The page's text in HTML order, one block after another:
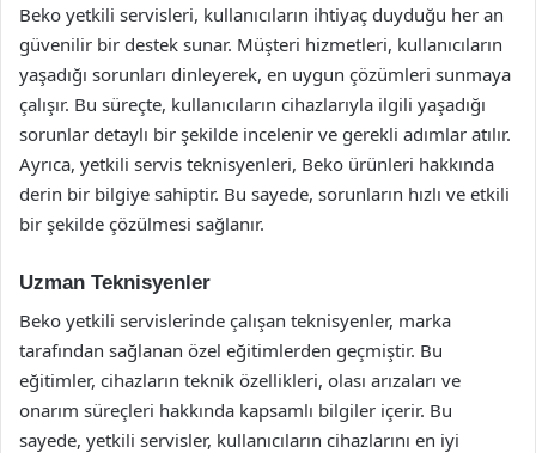
Beko yetkili servisleri, kullanıcıların ihtiyaç duyduğu her an
güvenilir bir destek sunar. Müşteri hizmetleri, kullanıcıların
yaşadığı sorunları dinleyerek, en uygun çözümleri sunmaya
çalışır. Bu süreçte, kullanıcıların cihazlarıyla ilgili yaşadığı
sorunlar detaylı bir şekilde incelenir ve gerekli adımlar atılır.
Ayrıca, yetkili servis teknisyenleri, Beko ürünleri hakkında
derin bir bilgiye sahiptir. Bu sayede, sorunların hızlı ve etkili
bir şekilde çözülmesi sağlanır.
Uzman Teknisyenler
Beko yetkili servislerinde çalışan teknisyenler, marka
tarafından sağlanan özel eğitimlerden geçmiştir. Bu
eğitimler, cihazların teknik özellikleri, olası arızaları ve
onarım süreçleri hakkında kapsamlı bilgiler içerir. Bu
sayede, yetkili servisler, kullanıcıların cihazlarını en iyi